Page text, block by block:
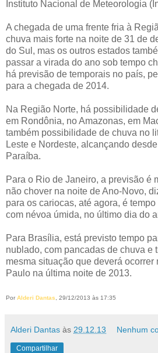
Instituto Nacional de Meteorologia
A chegada de uma frente fria à
chuva mais forte na noite de 31 de
do Sul, mas os outros estados
passar a virada do ano sob tempo
há previsão de temporais no país,
para a chegada de 2014.
Na Região Norte, há possibilidade
em Rondônia, no Amazonas, em
também possibilidade de chuva no
Leste e Nordeste, alcançando
Paraíba.
Para o Rio de Janeiro, a previsão é
não chover na noite de Ano-Novo,
para os cariocas, até agora, é
com névoa úmida, no último dia do
Para Brasília, está previsto tempo
nublado, com pancadas de chuva e
mesma situação que deverá ocorrer
Paulo na última noite de 2013.
Por Alderi Dantas , 29/12/2013 às 17:35
Alderi Dantas às 29.12.13 Nenhum
Compartilhar